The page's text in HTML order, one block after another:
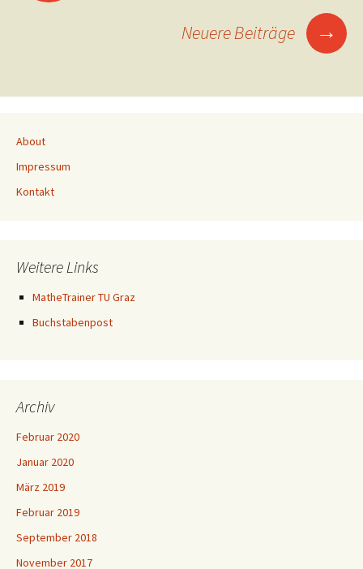
Neuere Beiträge →
About
Impressum
Kontakt
Weitere Links
MatheTrainer TU Graz
Buchstabenpost
Archiv
Februar 2020
Januar 2020
März 2019
Februar 2019
September 2018
November 2017